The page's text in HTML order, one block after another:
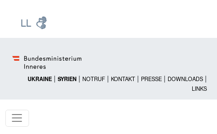
UKRAINE | SYRIEN | NOTRUF | KONTAKT | PRESSE | DOWNLOADS |
LINKS